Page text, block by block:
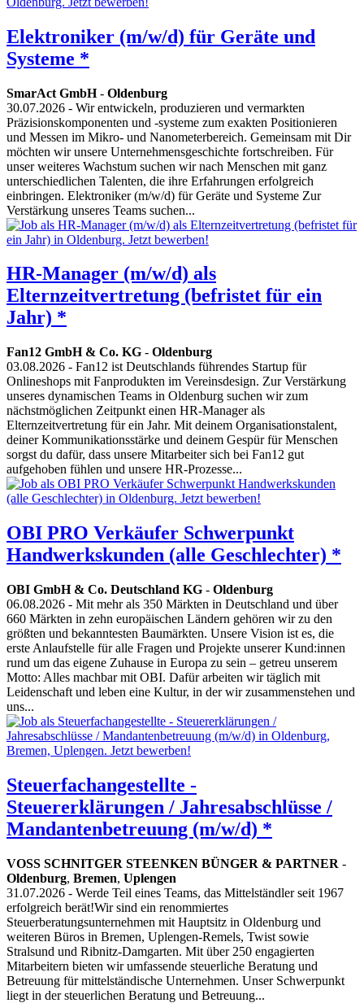
Elektroniker (m/w/d) für Geräte und
Systeme *
SmarAct GmbH- Oldenburg
30.07.2026 - Wir entwickeln, produzieren und vermarkten
Präzisionskomponenten und -systeme zum exakten Positionieren
und Messen im Mikro- und Nanometerbereich. Gemeinsam mit Dir
möchten wir unsere Unternehmensgeschichte fortschreiben. Für
unser weiteres Wachstum suchen wir nach Menschen mit ganz
unterschiedlichen Talenten, die ihre Erfahrungen erfolgreich
einbringen. Elektroniker (m/w/d) für Geräte und Systeme Zur
Verstärkung unseres Teams suchen...
HR-Manager (m/w/d) als
Elternzeitvertretung (befristet für ein
Jahr) *
Fan12 GmbH & Co. KG - Oldenburg
03.08.2026 - Fan12 ist Deutschlands führendes Startup für
Onlineshops mit Fanprodukten im Vereinsdesign. Zur Verstärkung
unseres dynamischen Teams in Oldenburg suchen wir zum
nächstmöglichen Zeitpunkt einen HR-Manager als
Elternzeitvertretung für ein Jahr. Mit deinem Organisationstalent,
deiner Kommunikationsstärke und deinem Gespür für Menschen
sorgst du dafür, dass unsere Mitarbeiter sich bei Fan12 gut
aufgehoben fühlen und unsere HR-Prozesse...
OBI PRO Verkäufer Schwerpunkt
Handwerkskunden (alle Geschlechter) *
OBI GmbH & Co. Deutschland KG - Oldenburg
06.08.2026 - Mit mehr als 350 Märkten in Deutschland und über
660 Märkten in zehn europäischen Ländern gehören wir zu den
größten und bekanntesten Baumärkten. Unsere Vision ist es, die
erste Anlaufstelle für alle Fragen und Projekte unserer Kund:innen
rund um das eigene Zuhause in Europa zu sein – getreu unserem
Motto: Alles machbar mit OBI. Dafür arbeiten wir täglich mit
Leidenschaft und leben eine Kultur, in der wir zusammenstehen und
uns...
Steuerfachangestellte -
Steuererklärungen / Jahresabschlüsse /
Mandantenbetreuung (m/w/d) *
VOSS SCHNITGER STEENKEN BÜNGER & PARTNER -
Oldenburg, Bremen, Uplengen
31.07.2026 - Werde Teil eines Teams, das Mittelständler seit 1967
erfolgreich berät!Wir sind ein renommiertes
Steuerberatungsunternehmen mit Hauptsitz in Oldenburg und
weiteren Büros in Bremen, Uplengen-Remels, Twist sowie
Stralsund und Ribnitz-Damgarten. Mit über 250 engagierten
Mitarbeitern bieten wir umfassende steuerliche Beratung und
Betreuung für mittelständische Unternehmen. Unser Schwerpunkt
liegt in der steuerlichen Beratung und Betreuung...